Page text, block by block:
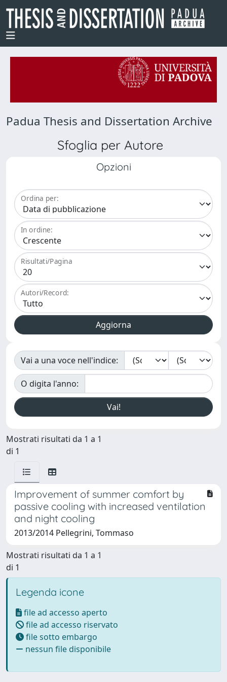
Padua Thesis and Dissertation Archive
Sfoglia per Autore
Opzioni
Ordina per:
In ordine:
Risultati/Pagina
Autori/Record:
Vai a una voce nell'indice:
O digita l'anno:
Mostrati risultati da 1 a 1
di 1
Improvement of summer comfort by
passive cooling with increased ventilation
and night cooling
2013/2014 Pellegrini, Tommaso
Mostrati risultati da 1 a 1
di 1
Legenda icone
file ad accesso aperto
file ad accesso riservato
file sotto embargo
nessun file disponibile